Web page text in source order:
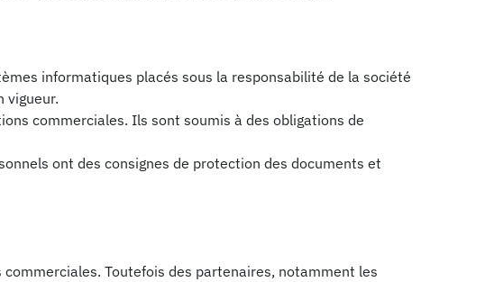
informatiques placés sous la responsabilité de la société
vigueur.
commerciales. Ils sont soumis à des obligations de
ont des consignes de protection des documents et
Toutefois des partenaires, notamment les